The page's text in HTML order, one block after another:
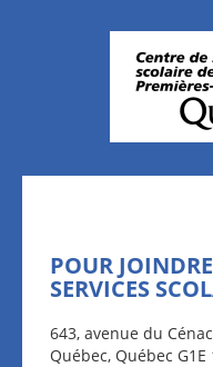
POUR
SERVICES
643, avenue du
Québec, Québec G1E